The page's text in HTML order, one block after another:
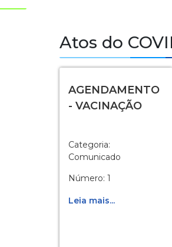
Atos do
AGENDAMENTO
- VACINAÇÃO
Categoria:
Comunicado
Número: 1
Leia mais...